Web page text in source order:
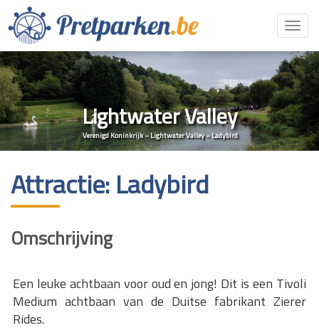
Lightwater Valley
Verenigd Koninkrijk»Lightwater Valley»Ladybird
Attractie: Ladybird
Omschrijving
Een leuke achtbaan voor oud en jong! Dit is een Tivoli
Medium achtbaan van de Duitse fabrikant Zierer
Rides.